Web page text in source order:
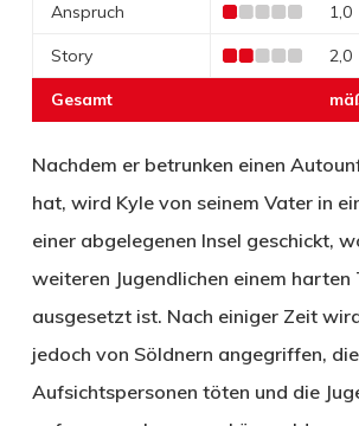
Anspruch 1,0
Story 2,0
Gesamt
Nachdem er betrunken einen
hat, wird Kyle von seinem Vater in
einer abgelegenen Insel geschickt,
weiteren Jugendlichen einem harten
ausgesetzt ist. Nach einiger Zeit
jedoch von Söldnern angegriffen,
Aufsichtspersonen töten und die